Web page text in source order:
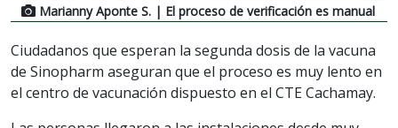
Marianny Aponte S. | El proceso de verificación es manual
Ciudadanos que esperan la segunda dosis de la vacuna
de Sinopharm aseguran que el proceso es muy lento en
el centro de vacunación dispuesto en el CTE Cachamay.